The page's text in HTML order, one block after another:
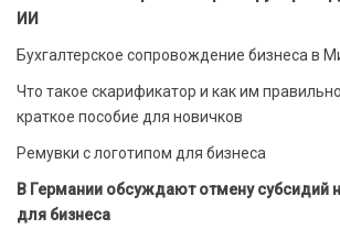
ИИ
Бухгалтерское сопровождение бизнеса в
Что такое скарификатор и как им
краткое пособие для новичков
Ремувки с логотипом для бизнеса
В Германии обсуждают отмену субсидий
для бизнеса